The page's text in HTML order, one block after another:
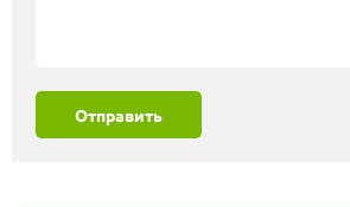
Отправить